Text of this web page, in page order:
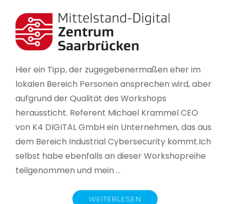
in
Deutschland
Hier ein Tipp, der zugegebenermaßen eher im
lokalen Bereich Personen ansprechen wird, aber
aufgrund der Qualität des Workshops
heraussticht. Referent Michael Krammel CEO
von K4 DIGITAL GmbH ein Unternehmen, das aus
dem Bereich Industrial Cybersecurity kommt.Ich
selbst habe ebenfalls an dieser Workshopreihe
teilgenommen und mein …
WEITERLESEN